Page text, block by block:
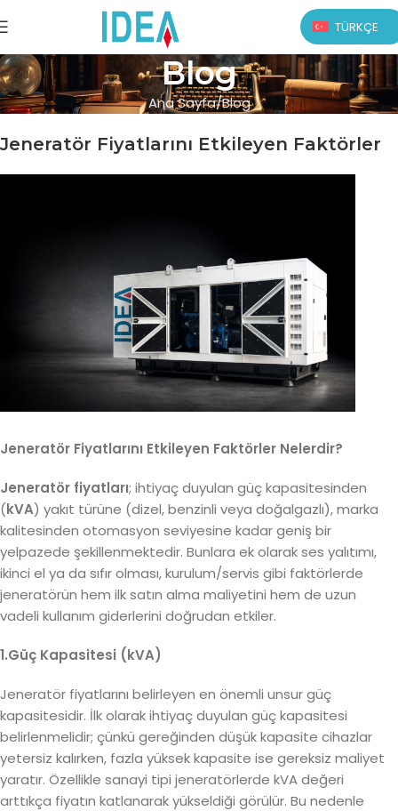
TÜRKÇE
Blog
Ana Sayfa Blog
Jeneratör Fiyatlarını Etkileyen Faktörler
Jeneratör Fiyatlarını Etkileyen Faktörler Nelerdir?
Jeneratör fiyatları; ihtiyaç duyulan güç kapasitesinden
(kVA) yakıt türüne (dizel, benzinli veya doğalgazlı), marka
kalitesinden otomasyon seviyesine kadar geniş bir
yelpazede şekillenmektedir. Bunlara ek olarak ses yalıtımı,
ikinci el ya da sıfır olması, kurulum/servis gibi faktörlerde
jeneratörün hem ilk satın alma maliyetini hem de uzun
vadeli kullanım giderlerini doğrudan etkiler.
1.Güç Kapasitesi (kVA)
Jeneratör fiyatlarını belirleyen en önemli unsur güç
kapasitesidir. İlk olarak ihtiyaç duyulan güç kapasitesi
belirlenmelidir; çünkü gereğinden düşük kapasite cihazlar
yetersiz kalırken, fazla yüksek kapasite ise gereksiz maliyet
yaratır. Özellikle sanayi tipi jeneratörlerde kVA değeri
arttıkça fiyatın katlanarak yükseldiği görülür. Bu nedenle